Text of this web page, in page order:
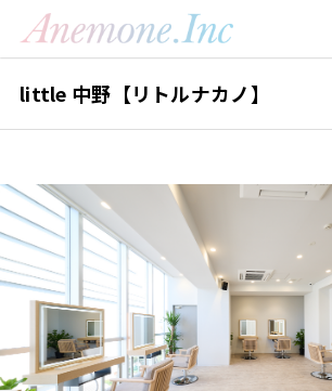
little 中野【リトルナカノ】